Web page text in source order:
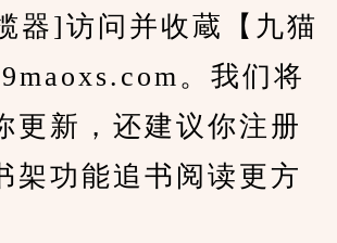
器]访问并收蔵【九猫
。我们将
更新，还建议你注册
架功能追书阅读更方